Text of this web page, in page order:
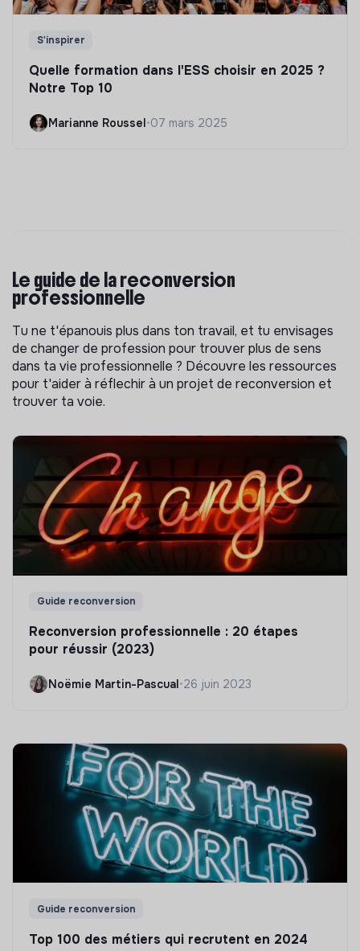
S'inspirer
Quelle formation dans l'ESS choisir en 2025 ?
Notre Top 10
Marianne Roussel•07 mars 2025
Le guide de la reconversion
professionnelle
Tu ne t'épanouis plus dans ton travail, et tu envisages
de changer de profession pour trouver plus de sens
dans ta vie professionnelle ? Découvre les ressources
pour t'aider à réflechir à un projet de reconversion et
trouver ta voie.
Guide reconversion
Reconversion professionnelle : 20 étapes
pour réussir (2023)
Noëmie Martin-Pascual•26 juin 2023
Guide reconversion
Top 100 des métiers qui recrutent en 2024